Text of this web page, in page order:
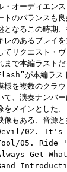
・オーディエン
トのバランスも
となるこの時期
レのあるプレイ
てリクエスト・
まで本編ラスト
が本編ラス
様を複数のクラ
て、演奏ナンバ
をメインとした
像もある、音源
02. It's
05. Ride
Get